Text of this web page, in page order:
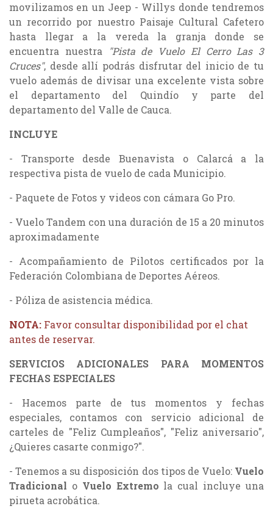
movilizamos en un Jeep - Willys donde tendremos
un recorrido por nuestro Paisaje Cultural Cafetero
hasta llegar a la vereda la granja donde se
encuentra nuestra
"Pista de Vuelo El Cerro Las 3
Cruces", desde allí podrás disfrutar del inicio de tu
vuelo además de divisar una excelente vista sobre
el departamento del Quindío y parte del
departamento del Valle de Cauca.
INCLUYE
- Transporte desde Buenavista o Calarcá a la
respectiva pista de vuelo de cada Municipio.
- Paquete de Fotos y videos con cámara Go Pro.
- Vuelo Tandem con una duración de 15 a 20 minutos
aproximadamente
- Acompañamiento de Pilotos certificados por la
Federación Colombiana de Deportes Aéreos.
- Póliza de asistencia médica.
NOTA: Favor consultar disponibilidad por el chat
antes de reservar.
SERVICIOS ADICIONALES PARA MOMENTOS
FECHAS ESPECIALES
- Hacemos parte de tus momentos y fechas
especiales, contamos con servicio adicional de
carteles de "Feliz Cumpleaños", "Feliz aniversario",
¿Quieres casarte conmigo?".
- Tenemos a su disposición dos tipos de Vuelo: Vuelo
Tradicional o Vuelo Extremo la cual incluye una
pirueta acrobática.